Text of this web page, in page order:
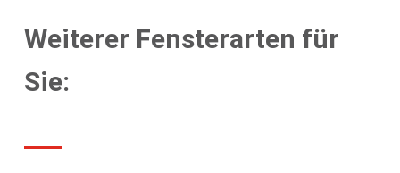
Weiterer Fensterarten für
Sie: